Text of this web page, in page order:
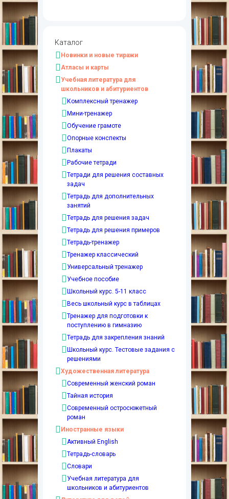
Каталог
Новинки и новые тиражи
Атласы и карты
Учебная литература для
школьников и абитуриентов
Комплексный тренажер
Мини-тренажер
Обучение грамоте
Опорные конспекты
Плакаты
Рабочие тетради
Тетради для решения составных
задач
Тетрадь для дополнительных
занятий
Тетрадь для решения задач
Тетрадь для решения примеров
Тетрадь-тренажер
Тренажер классический
Универсальный тренажер
Учебное пособие
Школьный курс. 5-11 класс
Весь школьный курс в таблицах
Тренажер для подготовки к
поступлению в гимназию
Тетрадь для закрепления знаний
Школьный курс. Тестовые задания с
решениями
Художественная литература
Современный женский роман
Тайная история
Современный остросюжетный
роман
Иностранные языки
Активный English
Тетрадь-словарь
Словари
Учебная литература для
школьников и абитуриентов